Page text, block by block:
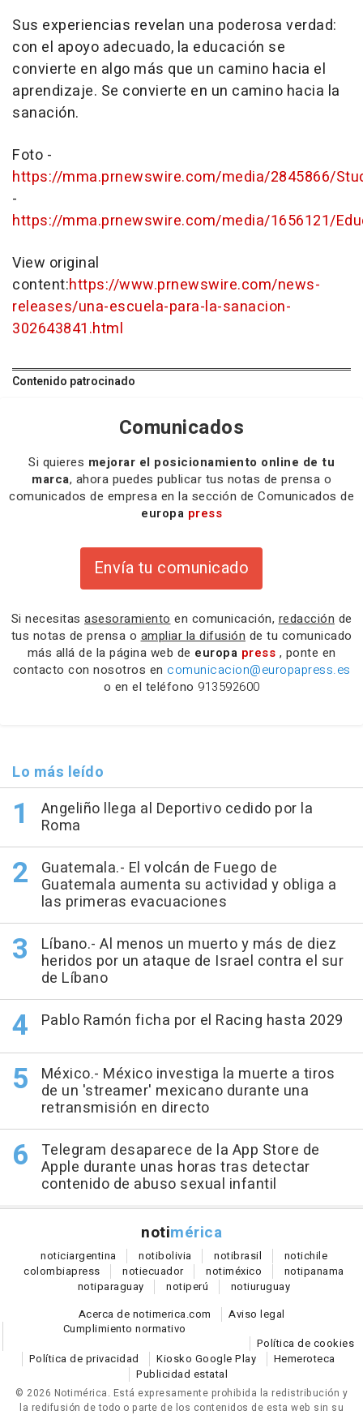
Sus experiencias revelan una poderosa verdad:
con el apoyo adecuado, la educación se
convierte en algo más que un camino hacia el
aprendizaje. Se convierte en un camino hacia la
sanación.
Foto -
https://mma.prnewswire.com/media/2845866/
-
https://mma.prnewswire.com/media/1656121/
View original
content:https://www.prnewswire.com/news-
releases/una-escuela-para-la-sanacion-
302643841.html
Contenido patrocinado
Comunicados
Si quieres mejorar el posicionamiento online de tu
marca, ahora puedes publicar tus notas de prensa o
comunicados de empresa en la sección de Comunicados de
europa press
Envía tu comunicado
Si necesitas asesoramiento en comunicación, redacción de
tus notas de prensa o ampliar la difusión de tu comunicado
más allá de la página web de europa press , ponte en
contacto con nosotros en comunicacion@europapress.es
o en el teléfono 913592600
Lo más leído
Angeliño llega al Deportivo cedido por la
Roma
Guatemala.- El volcán de Fuego de
Guatemala aumenta su actividad y obliga a
las primeras evacuaciones
Líbano.- Al menos un muerto y más de diez
heridos por un ataque de Israel contra el sur
de Líbano
Pablo Ramón ficha por el Racing hasta 2029
México.- México investiga la muerte a tiros
de un 'streamer' mexicano durante una
retransmisión en directo
Telegram desaparece de la App Store de
Apple durante unas horas tras detectar
contenido de abuso sexual infantil
notimérica
noticiargentina notibolivia notibrasil notichile
colombiapress notiecuador notiméxico notipanama
notiparaguay notiperú notiuruguay
Acerca de notimerica.com
Aviso legal
Cumplimiento normativo
Política de cookies
Política de privacidad
Kiosko Google Play
Hemeroteca
Publicidad estatal
© 2026 Notimérica. Está expresamente prohibida la redistribución y
la redifusión de todo o parte de los contenidos de esta web sin su